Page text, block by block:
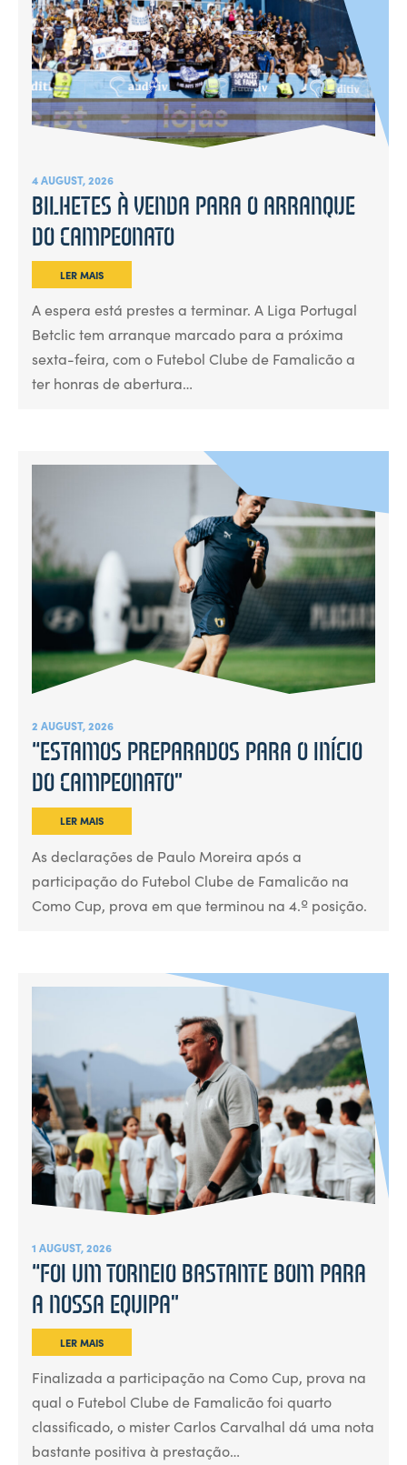
4 AUGUST, 2026
BILHETES À VENDA PARA O ARRANQUE
DO CAMPEONATO
LER MAIS
A espera está prestes a terminar. A Liga Portugal
Betclic tem arranque marcado para a próxima
sexta-feira, com o Futebol Clube de Famalicão a
ter honras de abertura…
2 AUGUST, 2026
“ESTAMOS PREPARADOS PARA O INÍCIO
DO CAMPEONATO”
LER MAIS
As declarações de Paulo Moreira após a
participação do Futebol Clube de Famalicão na
Como Cup, prova em que terminou na 4.º posição.
1 AUGUST, 2026
“FOI UM TORNEIO BASTANTE BOM PARA
A NOSSA EQUIPA”
LER MAIS
Finalizada a participação na Como Cup, prova na
qual o Futebol Clube de Famalicão foi quarto
classificado, o mister Carlos Carvalhal dá uma nota
bastante positiva à prestação…